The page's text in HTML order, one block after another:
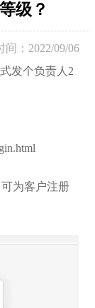
级？
间：2022/09/06
发个负责人2
为客户注册